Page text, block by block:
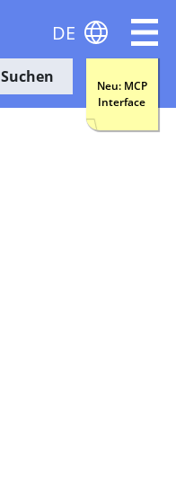
Suchen
Neu: MCP
Interface
DE